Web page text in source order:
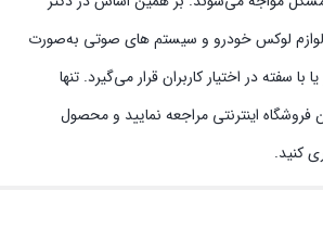
لوازم لوکس خودرو و سیستم‌ های صوتی به‌صورت
سفته در اختیار کاربران قرار می‌گیرد. تنها
اینترنتی مراجعه نمایید و محصول
کنید.